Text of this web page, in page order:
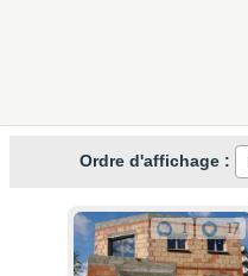
Ordre d'affichage :
1 17